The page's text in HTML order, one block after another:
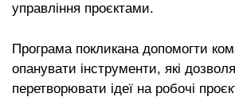
управління проєктами.
Програма покликана допомогти
опанувати інструменти, які
перетворювати ідеї на робочі